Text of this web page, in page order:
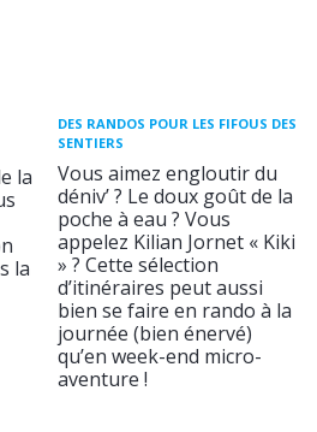
la
la
DES RANDOS POUR LES FIFOUS DES
SENTIERS
Vous aimez engloutir du
déniv’ ? Le doux goût de la
poche à eau ? Vous
appelez Kilian Jornet « Kiki
» ? Cette sélection
d’itinéraires peut aussi
bien se faire en rando à la
journée (bien énervé)
qu’en week-end micro-
aventure !